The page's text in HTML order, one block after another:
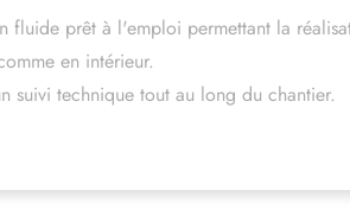
fluide prêt à l'emploi permettant la
en intérieur.
suivi technique tout au long du chantier.